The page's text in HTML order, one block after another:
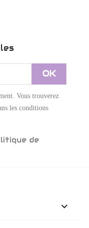
Vous trouverez
les conditions
de
